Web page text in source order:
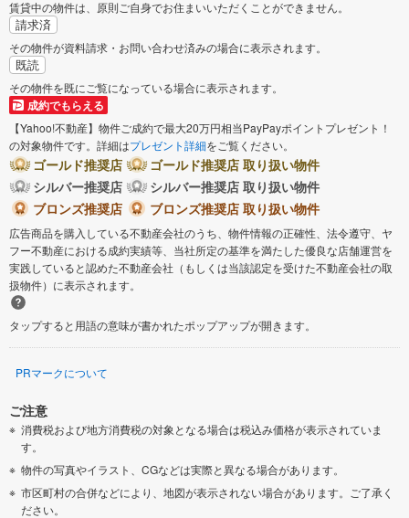
賃貸中の物件は、原則ご自身でお住まいいただくことができません。
請求済
その物件が資料請求・お問い合わせ済みの場合に表示されます。
既読
その物件を既にご覧になっている場合に表示されます。
成約でもらえる
【Yahoo!不動産】物件ご成約で最大20万円相当PayPayポイントプレゼント！
の対象物件です。詳細はプレゼント詳細をご覧ください。
ゴールド推奨店
ゴールド推奨店 取り扱い物件
シルバー推奨店
シルバー推奨店 取り扱い物件
ブロンズ推奨店
ブロンズ推奨店 取り扱い物件
広告商品を購入している不動産会社のうち、物件情報の正確性、法令遵守、ヤ
フー不動産における成約実績等、当社所定の基準を満たした優良な店舗運営を
実践していると認めた不動産会社（もしくは当該認定を受けた不動産会社の取
扱物件）に表示されます。
タップすると用語の意味が書かれたポップアップが開きます。
PRマークについて
ご注意
消費税および地方消費税の対象となる場合は税込み価格が表示されていま
す。
物件の写真やイラスト、CGなどは実際と異なる場合があります。
市区町村の合併などにより、地図が表示されない場合があります。ご了承く
ださい。